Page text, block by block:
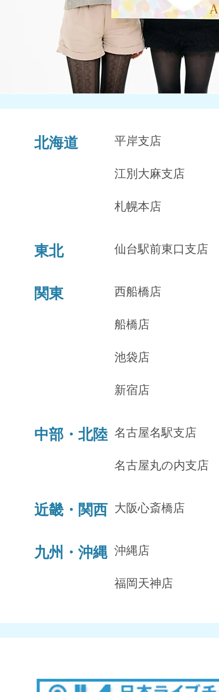
北海道 平岸支店
江別大麻支店
札幌本店
東北 仙台駅前東口支店
関東 西船橋店
船橋店
池袋店
新宿店
中部・北陸 名古屋名駅支店
名古屋丸の内支店
近畿・関西 大阪心斎橋店
九州・沖縄 沖縄店
福岡天神店